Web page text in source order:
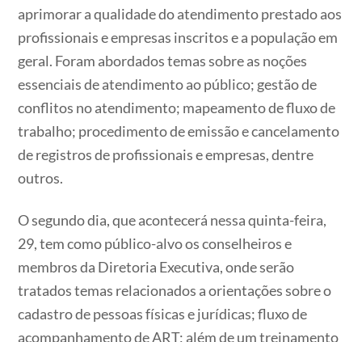
aprimorar a qualidade do atendimento prestado aos
profissionais e empresas inscritos e a população em
geral. Foram abordados temas sobre as noções
essenciais de atendimento ao público; gestão de
conflitos no atendimento; mapeamento de fluxo de
trabalho; procedimento de emissão e cancelamento
de registros de profissionais e empresas, dentre
outros.
O segundo dia, que acontecerá nessa quinta-feira,
29, tem como público-alvo os conselheiros e
membros da Diretoria Executiva, onde serão
tratados temas relacionados a orientações sobre o
cadastro de pessoas físicas e jurídicas; fluxo de
acompanhamento de ART; além de um treinamento